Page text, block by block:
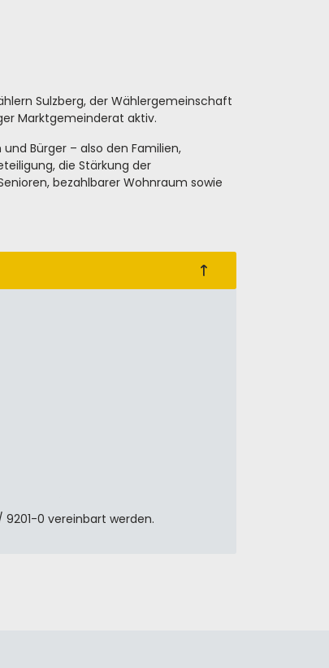
Sulzberg, der Wählergemeinschaft
Marktgemeinderat aktiv.
Bürger – also den Familien,
die Stärkung der
bezahlbarer Wohnraum sowie
0 vereinbart werden.